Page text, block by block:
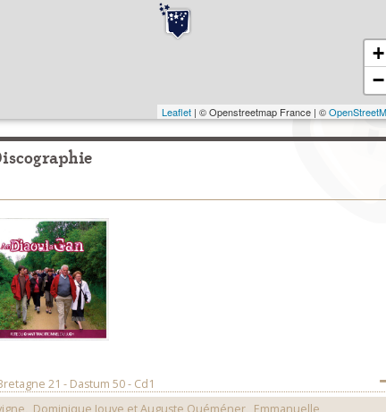
+
−
Leaflet| © Openstreetmap France | ©
21 - Dastum 50 - Cd1
, Dominique Jouve et Auguste Quéméner, Emmanuelle